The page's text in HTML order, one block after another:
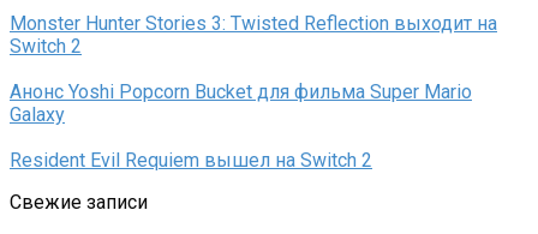
Monster Hunter Stories 3: Twisted Reflection выходит на
Switch 2
Анонс Yoshi Popcorn Bucket для фильма Super Mario
Galaxy
Resident Evil Requiem вышел на Switch 2
Свежие записи